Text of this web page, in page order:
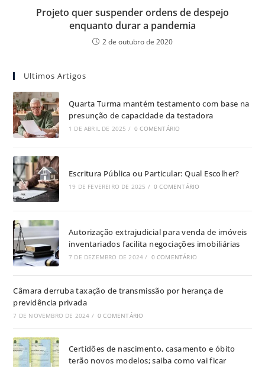
Projeto quer suspender ordens de despejo
enquanto durar a pandemia
2 de outubro de 2020
Ultimos Artigos
Quarta Turma mantém testamento com base na
presunção de capacidade da testadora
1 DE ABRIL DE 2025 / 0 COMENTÁRIO
Escritura Pública ou Particular: Qual Escolher?
19 DE FEVEREIRO DE 2025 / 0 COMENTÁRIO
Autorização extrajudicial para venda de imóveis
inventariados facilita negociações imobiliárias
7 DE DEZEMBRO DE 2024 / 0 COMENTÁRIO
Câmara derruba taxação de transmissão por herança de
previdência privada
7 DE NOVEMBRO DE 2024 / 0 COMENTÁRIO
Certidões de nascimento, casamento e óbito
terão novos modelos; saiba como vai ficar